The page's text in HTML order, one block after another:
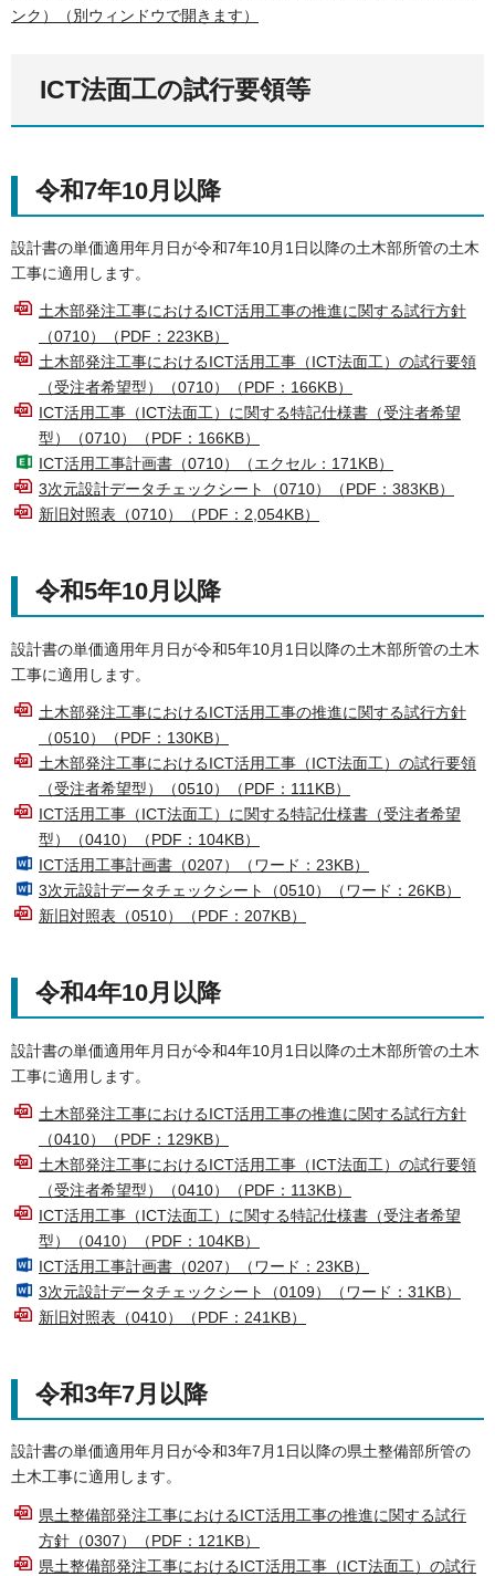
ンク）（別ウィンドウで開きます）
ICT法面工の試行要領等
令和7年10月以降
設計書の単価適用年月日が令和7年10月1日以降の土木部所管の土木
工事に適用します。
土木部発注工事におけるICT活用工事の推進に関する試行方針
（0710）（PDF：223KB）
土木部発注工事におけるICT活用工事（ICT法面工）の試行要領
（受注者希望型）（0710）（PDF：166KB）
ICT活用工事（ICT法面工）に関する特記仕様書（受注者希望
型）（0710）（PDF：166KB）
ICT活用工事計画書（0710）（エクセル：171KB）
3次元設計データチェックシート（0710）（PDF：383KB）
新旧対照表（0710）（PDF：2,054KB）
令和5年10月以降
設計書の単価適用年月日が令和5年10月1日以降の土木部所管の土木
工事に適用します。
土木部発注工事におけるICT活用工事の推進に関する試行方針
（0510）（PDF：130KB）
土木部発注工事におけるICT活用工事（ICT法面工）の試行要領
（受注者希望型）（0510）（PDF：111KB）
ICT活用工事（ICT法面工）に関する特記仕様書（受注者希望
型）（0410）（PDF：104KB）
ICT活用工事計画書（0207）（ワード：23KB）
3次元設計データチェックシート（0510）（ワード：26KB）
新旧対照表（0510）（PDF：207KB）
令和4年10月以降
設計書の単価適用年月日が令和4年10月1日以降の土木部所管の土木
工事に適用します。
土木部発注工事におけるICT活用工事の推進に関する試行方針
（0410）（PDF：129KB）
土木部発注工事におけるICT活用工事（ICT法面工）の試行要領
（受注者希望型）（0410）（PDF：113KB）
ICT活用工事（ICT法面工）に関する特記仕様書（受注者希望
型）（0410）（PDF：104KB）
ICT活用工事計画書（0207）（ワード：23KB）
3次元設計データチェックシート（0109）（ワード：31KB）
新旧対照表（0410）（PDF：241KB）
令和3年7月以降
設計書の単価適用年月日が令和3年7月1日以降の県土整備部所管の
土木工事に適用します。
県土整備部発注工事におけるICT活用工事の推進に関する試行
方針（0307）（PDF：121KB）
県土整備部発注工事におけるICT活用工事（ICT法面工）の試行